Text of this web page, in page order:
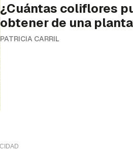
¿Cuántas coliflores
obtener de una
PATRICIA CARRIL